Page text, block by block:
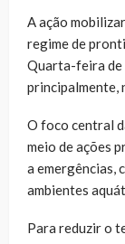
A ação
regime de
Quarta-feira de
principalmente,
O foco central
meio de ações
a emergências,
ambientes
Para reduzir o